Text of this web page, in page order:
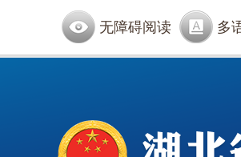
无障碍阅读 多